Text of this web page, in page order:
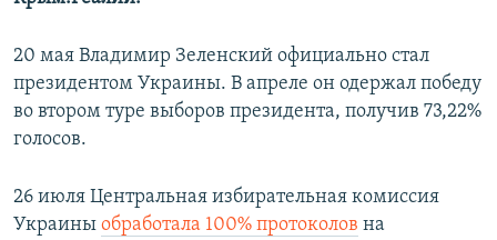
20 мая Владимир Зеленский официально стал
президентом Украины. В апреле он одержал победу
во втором туре выборов президента, получив 73,22%
голосов.
26 июля Центральная избирательная комиссия
Украины обработала 100% протоколов на